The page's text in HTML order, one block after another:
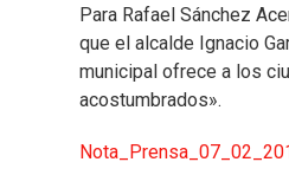
Para Rafael Sánchez
que el alcalde Ignacio
municipal ofrece a los
acostumbrados».